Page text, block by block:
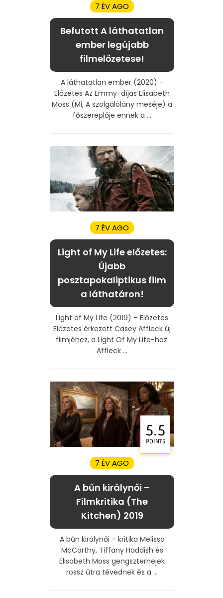
7 ÉV AGO
Befutott A láthatatlan
ember legújabb
filmelőzetese!
A láthatatlan ember (2020) –
Előzetes Az Emmy-díjas Elisabeth
Moss (Mi, A szolgálólány meséje) a
főszereplője ennek a ...
7 ÉV AGO
Light of My Life előzetes:
Újabb
posztapokaliptikus film
a láthatáron!
Light of My Life (2019) – Előzetes
Előzetes érkezett Casey Affleck új
filmjéhez, a Light Of My Life-hoz.
Affleck ...
5.5
POINTS
7 ÉV AGO
A bűn királynői –
Filmkritika (The
Kitchen) 2019
A bűn királynői – kritika Melissa
McCarthy, Tiffany Haddish és
Elisabeth Moss gengszternejek
rossz útra tévednek és a ...